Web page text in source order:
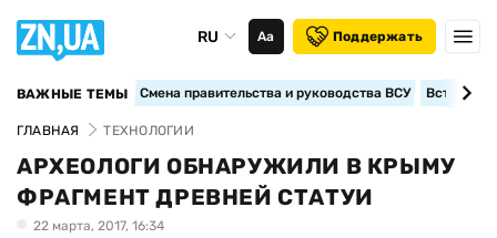
RU Аа Поддержать
ВАЖНЫЕ ТЕМЫ Смена правительства и руководства ВСУ
ГЛАВНАЯ ТЕХНОЛОГИИ
АРХЕОЛОГИ ОБНАРУЖИЛИ В КРЫМУ
ФРАГМЕНТ ДРЕВНЕЙ СТАТУИ
22 марта, 2017, 16:34